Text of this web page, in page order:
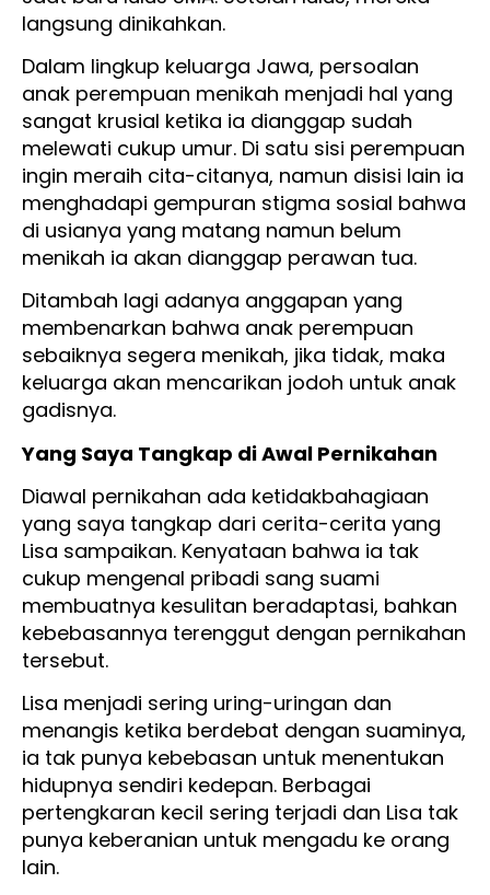
langsung dinikahkan.
Dalam lingkup keluarga Jawa, persoalan
anak perempuan menikah menjadi hal yang
sangat krusial ketika ia dianggap sudah
melewati cukup umur. Di satu sisi perempuan
ingin meraih cita-citanya, namun disisi lain ia
menghadapi gempuran stigma sosial bahwa
di usianya yang matang namun belum
menikah ia akan dianggap perawan tua.
Ditambah lagi adanya anggapan yang
membenarkan bahwa anak perempuan
sebaiknya segera menikah, jika tidak, maka
keluarga akan mencarikan jodoh untuk anak
gadisnya.
Yang Saya Tangkap di Awal Pernikahan
Diawal pernikahan ada ketidakbahagiaan
yang saya tangkap dari cerita-cerita yang
Lisa sampaikan. Kenyataan bahwa ia tak
cukup mengenal pribadi sang suami
membuatnya kesulitan beradaptasi, bahkan
kebebasannya terenggut dengan pernikahan
tersebut.
Lisa menjadi sering uring-uringan dan
menangis ketika berdebat dengan suaminya,
ia tak punya kebebasan untuk menentukan
hidupnya sendiri kedepan. Berbagai
pertengkaran kecil sering terjadi dan Lisa tak
punya keberanian untuk mengadu ke orang
lain.